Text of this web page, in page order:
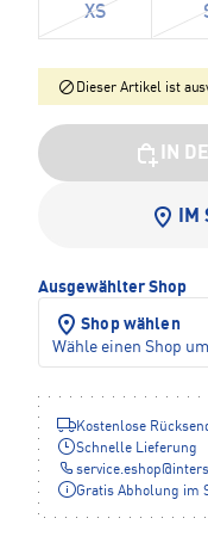
XS
Dieser Artikel ist
IN
IM
Ausgewählter Shop
Shop wählen
Wähle einen Shop
Kostenlose
Schnelle Lieferung
service.eshop@
Gratis Abholung im